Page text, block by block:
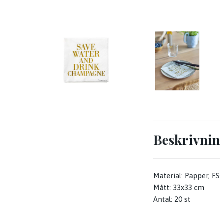
Material: Papper,
Mått: 33x33 cm
Antal: 20 st